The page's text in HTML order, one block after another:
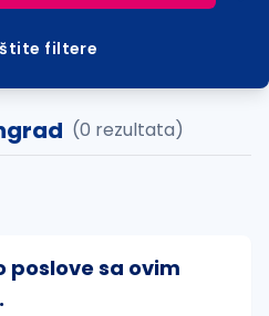
filtere
(0 rezultata)
poslove sa ovim